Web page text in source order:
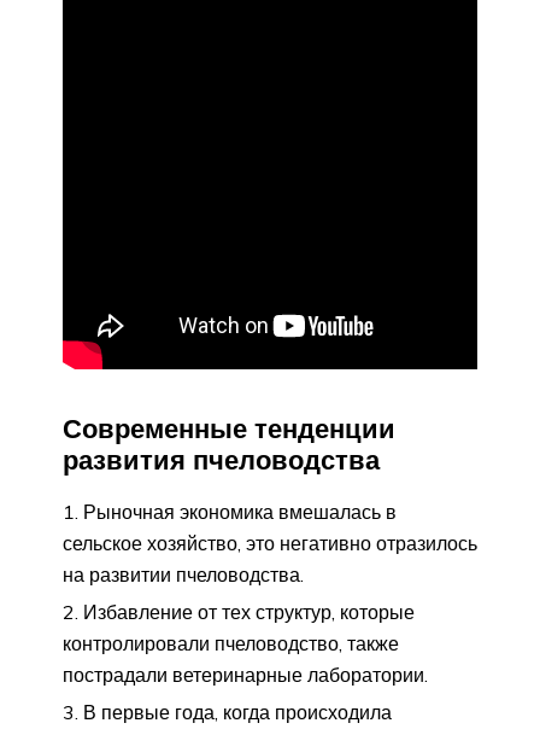
Современные тенденции
развития пчеловодства
Рыночная экономика вмешалась в
сельское хозяйство, это негативно отразилось
на развитии пчеловодства.
Избавление от тех структур, которые
контролировали пчеловодство, также
пострадали ветеринарные лаборатории.
В первые года, когда происходила